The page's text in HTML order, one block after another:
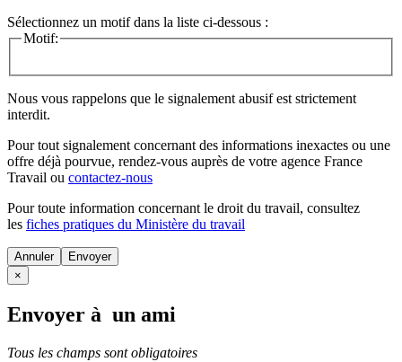
Sélectionnez un motif dans la liste ci-dessous :
Motif:
Nous vous rappelons que le signalement abusif est strictement
interdit.
Pour tout signalement concernant des informations inexactes ou une
offre déjà pourvue, rendez-vous auprès de votre agence France
Travail ou contactez-nous
Pour toute information concernant le droit du travail, consultez
les fiches pratiques du Ministère du travail
Annuler
×
Envoyer à un ami
Tous les champs sont obligatoires